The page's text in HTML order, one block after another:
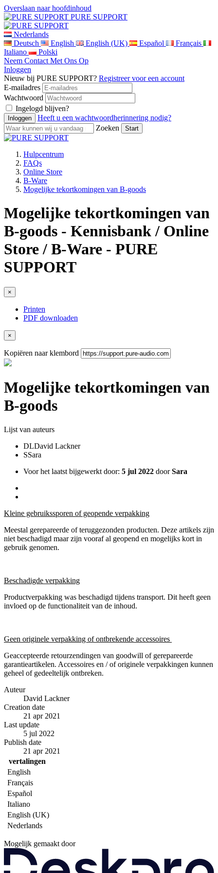
Overslaan naar hoofdinhoud
PURE SUPPORT
Nederlands
Deutsch
English English (UK) Español
Français
Italiano
Polski
Neem Contact Met Ons Op
Inloggen
Nieuw bij PURE SUPPORT? Registreer voor een account
E-mailadres
Wachtwoord
Ingelogd blijven?
Heeft u een wachtwoordherinnering nodig?
Zoeken
Hulpcentrum
FAQs
Online Store
B-Ware
Mogelijke tekortkomingen van B-goods
Mogelijke tekortkomingen van
B-goods - Kennisbank / Online
Store / B-Ware - PURE
SUPPORT
×
Printen
PDF downloaden
×
Kopiëren naar klembord
Mogelijke tekortkomingen van
B-goods
Lijst van auteurs
DLDavid Lackner
SSara
Voor het laatst bijgewerkt door: 5 jul 2022 doorSara
Kleine gebruikssporen of geopende verpakking
Meestal gerepareerde of teruggezonden producten. Deze artikels zijn
niet beschadigd maar zijn vooraf al geopend en mogelijks kort in
gebruik genomen.
Beschadigde verpakking
Productverpakking was beschadigd tijdens transport. Dit heeft geen
invloed op de functionaliteit van de inhoud.
Geen originele verpakking of ontbrekende accessoires
Geaccepteerde retourzendingen van goodwill of gerepareerde
garantieartikelen. Accessoires en / of originele verpakkingen kunnen
geheel of gedeeltelijk ontbreken.
Auteur
David Lackner
Creation date
21 apr 2021
Last update
5 jul 2022
Publish date
21 apr 2021
vertalingen
English
Français
Español
Italiano
English (UK)
Nederlands
Mogelijk gemaakt door